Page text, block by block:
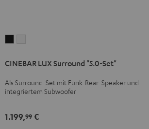
Surround
Set"
Schwarz
Surround
Set"
CINEBAR LUX Surround "5.0-Set"
Als Surround-Set mit Funk-Rear-Speaker und
integriertem Subwoofer
1.199,99 €